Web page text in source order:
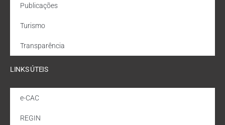
Publicações
Turismo
Transparência
LINKS ÚTEIS
e-CAC
REGIN